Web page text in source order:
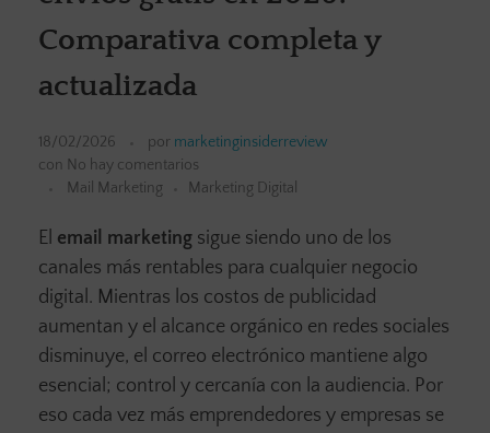
Comparativa completa y
actualizada
18/02/2026 por marketinginsiderreview
con No hay comentarios
Mail Marketing
Marketing Digital
El email marketing sigue siendo uno de los
canales más rentables para cualquier negocio
digital. Mientras los costos de publicidad
aumentan y el alcance orgánico en redes sociales
disminuye, el correo electrónico mantiene algo
esencial; control y cercanía con la audiencia. Por
eso cada vez más emprendedores y empresas se